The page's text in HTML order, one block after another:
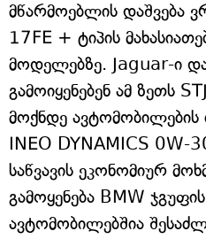
მწარმოებლის დაშვება
17FE + ტიპის
მოდელებზე. Jaguar-ი
გამოიყენებენ ამ ზეთს
მოქნდე ავტომობილების
INEO DYNAMICS 0W-
საწვავის ეკონომიურ
გამოყენება BMW
ავტომობილებშია